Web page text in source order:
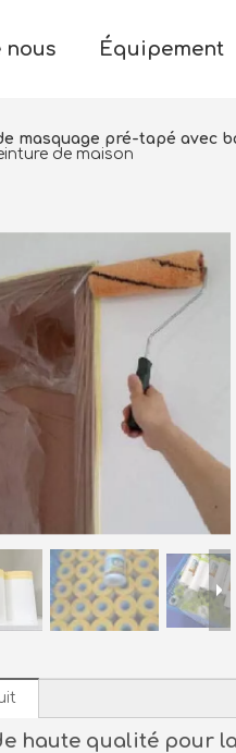
nous Équipement
masquage pré-tapé avec
de maison
haute qualité pour